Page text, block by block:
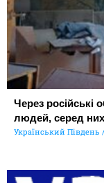
Через російські
людей, серед них
Український Південь